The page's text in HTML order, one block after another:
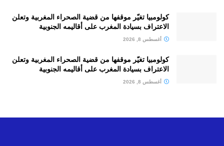
كولومبيا تغيّر موقفها من قضية الصحراء المغربية وتعلن
الاعتراف بسيادة المغرب على أقاليمه الجنوبية
أغسطس 8, 2026
كولومبيا تغيّر موقفها من قضية الصحراء المغربية وتعلن
الاعتراف بسيادة المغرب على أقاليمه الجنوبية
أغسطس 8, 2026